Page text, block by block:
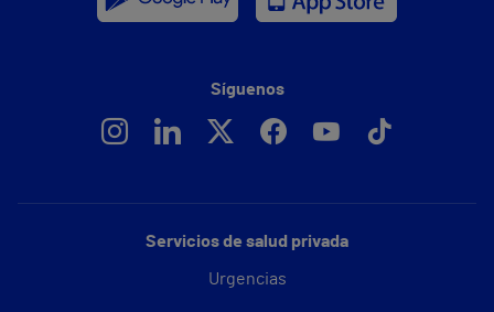
Servicios de salud privada
Urgencias
Síguenos